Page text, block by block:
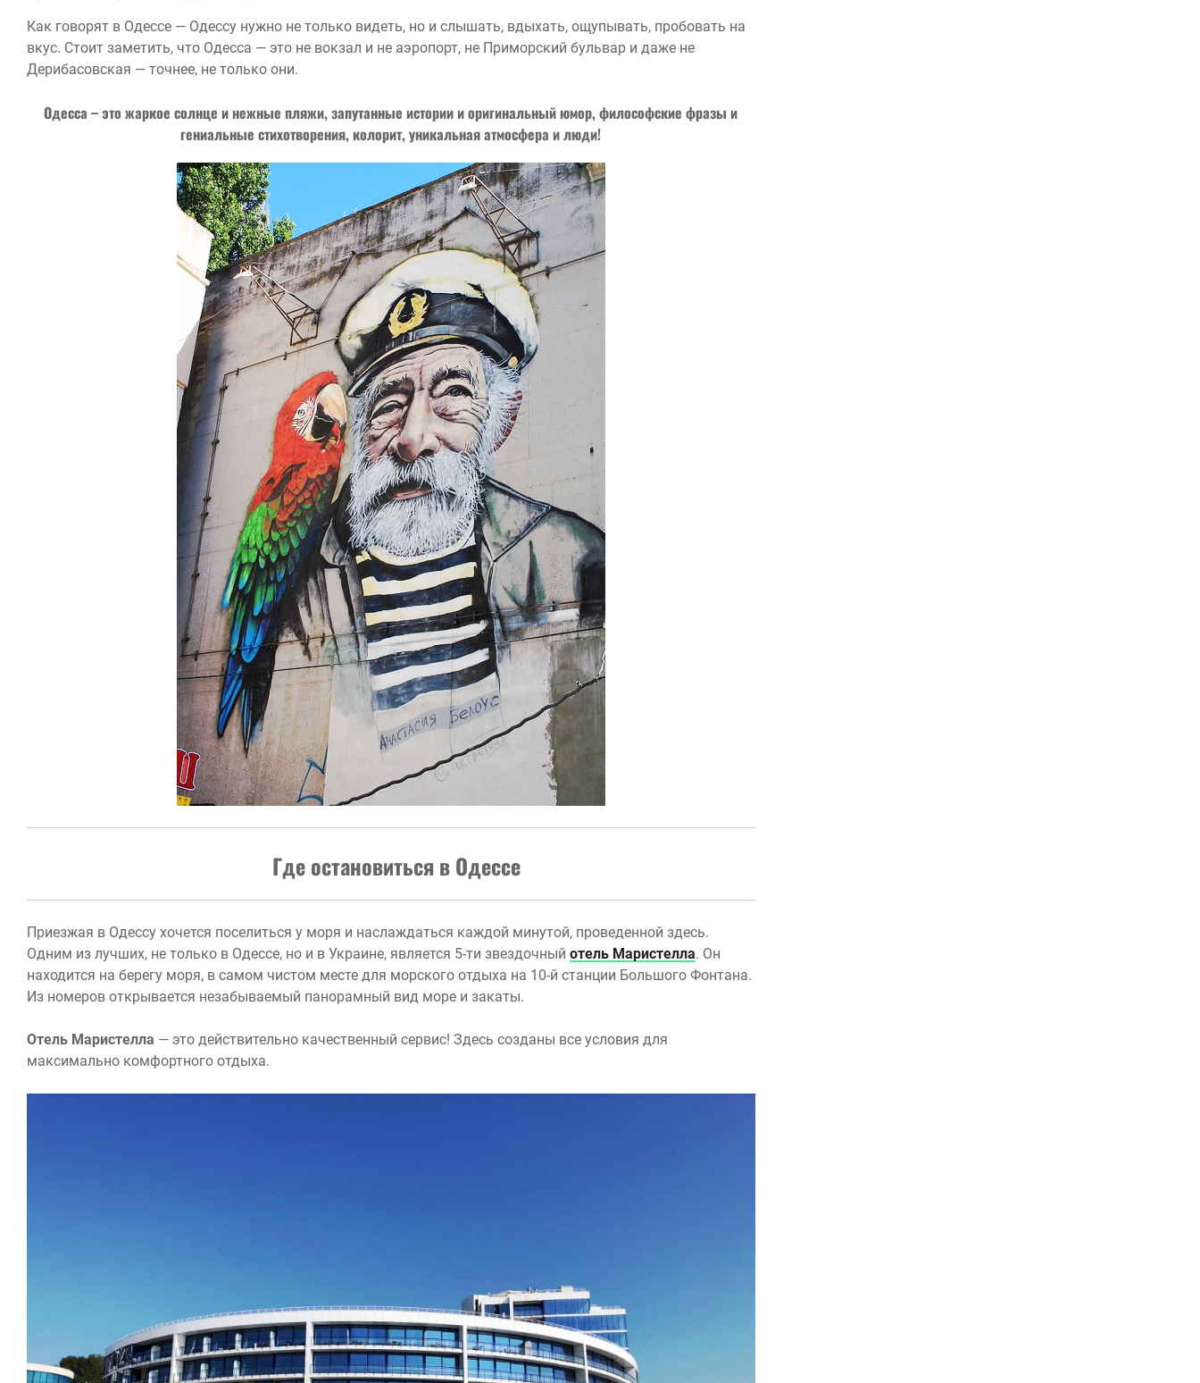
Как говорят в Одессе — Одессу нужно не только видеть, но и слышать, вдыхать, ощупывать, пробовать на
вкус. Стоит заметить, что Одесса — это не вокзал и не аэропорт, не Приморский бульвар и даже не
Дерибасовская — точнее, не только они.
Одесса – это жаркое солнце и нежные пляжи, запутанные истории и оригинальный юмор, философские фразы и
гениальные стихотворения, колорит, уникальная атмосфера и люди!
Где остановиться в Одессе
Приезжая в Одессу хочется поселиться у моря и наслаждаться каждой минутой, проведенной здесь.
Одним из лучших, не только в Одессе, но и в Украине, является 5-ти звездочный отель Маристелла. Он
находится на берегу моря, в самом чистом месте для морского отдыха на 10-й станции Большого Фонтана.
Из номеров открывается незабываемый панорамный вид море и закаты.
Отель Маристелла — это действительно качественный сервис! Здесь созданы все условия для
максимально комфортного отдыха.